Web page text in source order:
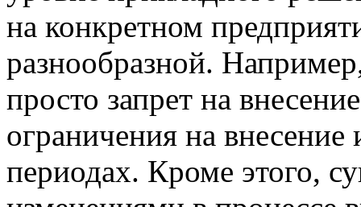
на конкретном
разнообразной.
просто запрет на
ограничения на
периодах. Кроме этого,